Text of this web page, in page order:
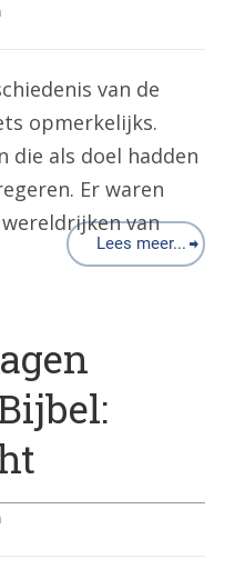
van de
opmerkelijks.
die als doel hadden
Er waren
van
Lees meer...